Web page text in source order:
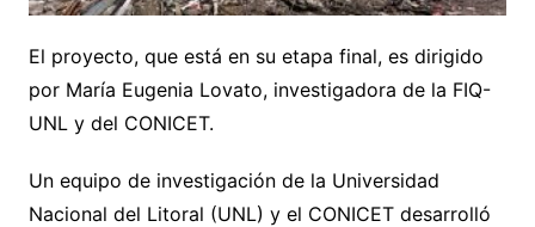
El proyecto, que está en su etapa final, es dirigido
por María Eugenia Lovato, investigadora de la FIQ-
UNL y del CONICET.
Un equipo de investigación de la Universidad
Nacional del Litoral (UNL) y el CONICET desarrolló